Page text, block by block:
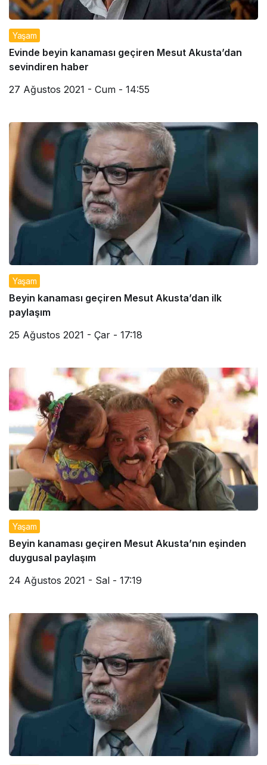
Yaşam
Evinde beyin kanaması geçiren Mesut Akusta’dan
sevindiren haber
27 Ağustos 2021 - Cum - 14:55
Yaşam
Beyin kanaması geçiren Mesut Akusta’dan ilk
paylaşım
25 Ağustos 2021 - Çar - 17:18
Yaşam
Beyin kanaması geçiren Mesut Akusta’nın eşinden
duygusal paylaşım
24 Ağustos 2021 - Sal - 17:19